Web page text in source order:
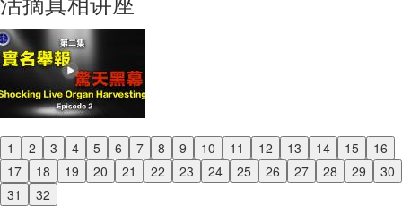
1 2 3 4 5 6 7 8 9 10 11 12 13 14 15
16
17
18 19 20 21 22 23 24 25 26 27 28 29
30
31
32
Previous
Next